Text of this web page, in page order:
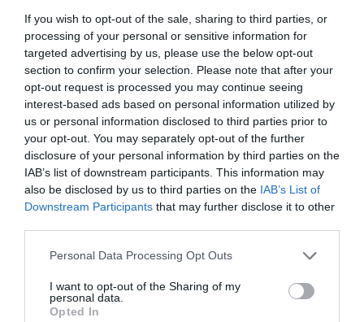
If you wish to opt-out of the sale, sharing to third parties, or
processing of your personal or sensitive information for
targeted advertising by us, please use the below opt-out
section to confirm your selection. Please note that after your
opt-out request is processed you may continue seeing
interest-based ads based on personal information utilized by
us or personal information disclosed to third parties prior to
your opt-out. You may separately opt-out of the further
disclosure of your personal information by third parties on the
IAB’s list of downstream participants. This information may
also be disclosed by us to third parties on the IAB’s List of
Downstream Participants that may further disclose it to other
Personal Data Processing Opt Outs
I want to opt-out of the Sharing of my
personal data.
Opted In
μέσω Viva.gr: 10 ευρώ (ισχύει μέχρι και την παραμονή
της πρεμιέρας, 13/11)
Προπώληση:
Στο ταμείο του θεάτρου ΑΝΕΣΙΣ |Viva.gr| Τηλ.: 11876
| Viva The Mall Athens | VivaWallet Mobile App | Seven
Spots | Reload Stores | Media Markt |
tickets.mediamarkt.gr | Βιβλιοπωλεία Ευριπίδης |
Τεχνόπολη Δήμου Αθηναίων | αθηνόραμα.gr | Viva
kiosk Συντάγματος
Πληροφορίες / Κρατήσεις:
Ακολουθήστε το Culturenow.gr στο Google News
μάθετε πρώτοι όλες τις ειδήσεις